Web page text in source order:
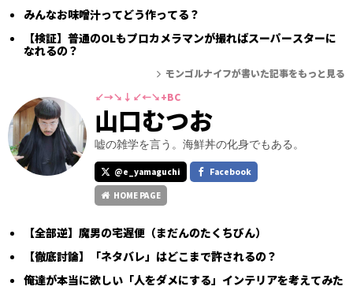
みんなお味噌汁ってどう作ってる？
【検証】普通のOLもプロカメラマンが撮ればスーパースターに
なれるの？
モンゴルナイフが書いた記事をもっと見る
↙→↘↓↙←↘+BC
山口むつお
嘘の雑学を言う。海鮮丼の化身でもある。
@e_yamaguchi
Facebook
HOME PAGE
【全部逆】魔男の宅遅便（まだんのたくちびん）
【徹底討論】「ネタバレ」はどこまで許されるの？
俺達が本当に欲しい「人をダメにする」インテリアを考えてみた